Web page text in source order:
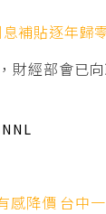
息補貼逐年歸
財經部會已
感降價 台中